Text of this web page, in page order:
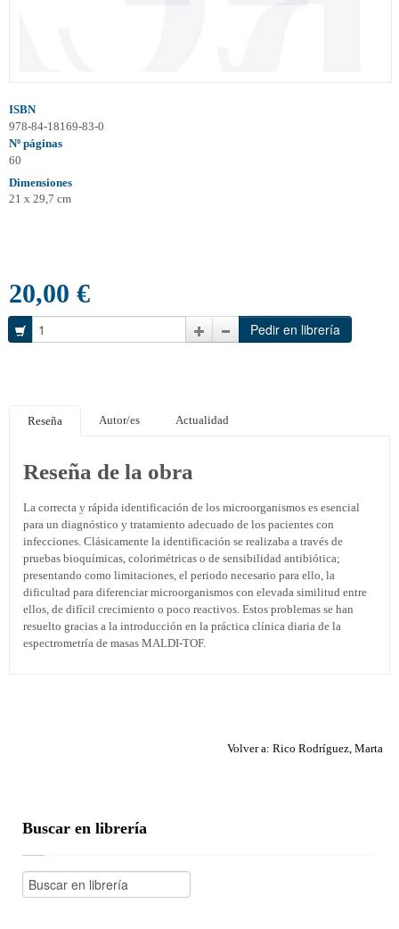
ISBN
978-84-18169-83-0
Nº páginas
60
Dimensiones
21 x 29,7 cm
20,00 €
Reseña Autor/es Actualidad
Reseña de la obra
La correcta y rápida identificación de los microorganismos es esencial
para un diagnóstico y tratamiento adecuado de los pacientes con
infecciones. Clásicamente la identificación se realizaba a través de
pruebas bioquímicas, colorimétricas o de sensibilidad antibiótica;
presentando como limitaciones, el periodo necesario para ello, la
dificultad para diferenciar microorganismos con elevada similitud entre
ellos, de difícil crecimiento o poco reactivos. Estos problemas se han
resuelto gracias a la introducción en la práctica clínica diaria de la
espectrometría de masas MALDI-TOF.
Volver a: Rico Rodríguez, Marta
Buscar en librería